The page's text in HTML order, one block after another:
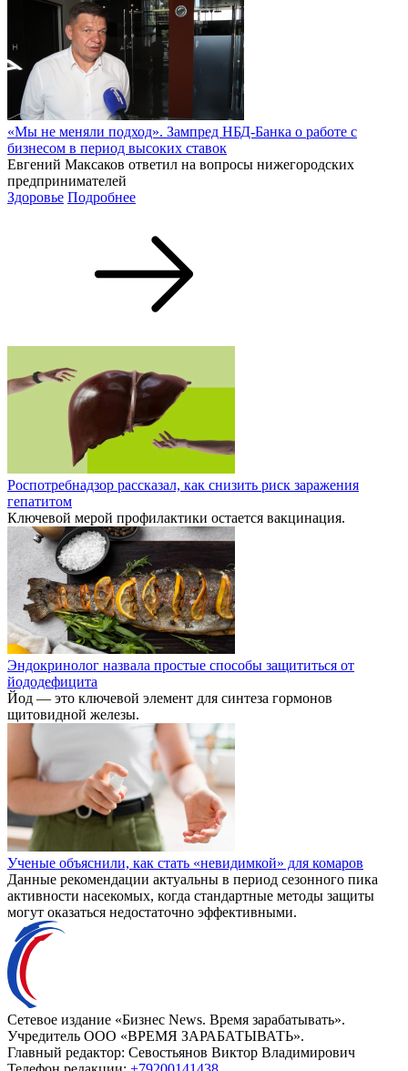
«Мы не меняли подход». Зампред НБД-Банка о работе с
бизнесом в период высоких ставок
Евгений Максаков ответил на вопросы нижегородских
предпринимателей
Здоровье Подробнее
Роспотребнадзор рассказал, как снизить риск заражения
гепатитом
Ключевой мерой профилактики остается вакцинация.
Эндокринолог назвала простые способы защититься от
йододефицита
Йод — это ключевой элемент для синтеза гормонов
щитовидной железы.
Ученые объяснили, как стать «невидимкой» для комаров
Данные рекомендации актуальны в период сезонного пика
активности насекомых, когда стандартные методы защиты
могут оказаться недостаточно эффективными.
Сетевое издание «Бизнес News. Время зарабатывать».
Учредитель ООО «ВРЕМЯ ЗАРАБАТЫВАТЬ».
Главный редактор: Севостьянов Виктор Владимирович